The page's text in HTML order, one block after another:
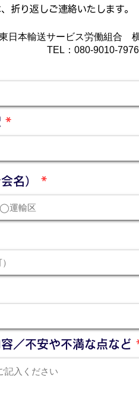
折り返しご連絡いたします。
日本輸送サービス労働組合
TEL：080-9010-7976
名）
／不安や不満な点など